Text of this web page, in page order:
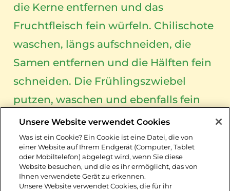
die Kerne entfernen und das
Fruchtfleisch fein würfeln. Chilischote
waschen, längs aufschneiden, die
Samen entfernen und die Hälften fein
schneiden. Die Frühlingszwiebel
putzen, waschen und ebenfalls fein
schneiden. ½ Bund Koriandergrün
waschen und trocken schütteln, die
Blätter und zarten Stiele fein hacken.
2. Limettensaft und Zucker verrühren,
Unsere Website verwendet Cookies
Was ist ein Cookie? Ein Cookie ist eine Datei, die von
einer Website auf Ihrem Endgerät (Computer, Tablet
oder Mobiltelefon) abgelegt wird, wenn Sie diese
Website besuchen, und die es ihr ermöglicht, das von
Ihnen verwendete Gerät zu erkennen.
Unsere Website verwendet Cookies, die für ihr